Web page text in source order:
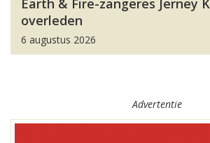
Earth & Fire-zangeres Jerney
overleden
6 augustus 2026
Advertentie